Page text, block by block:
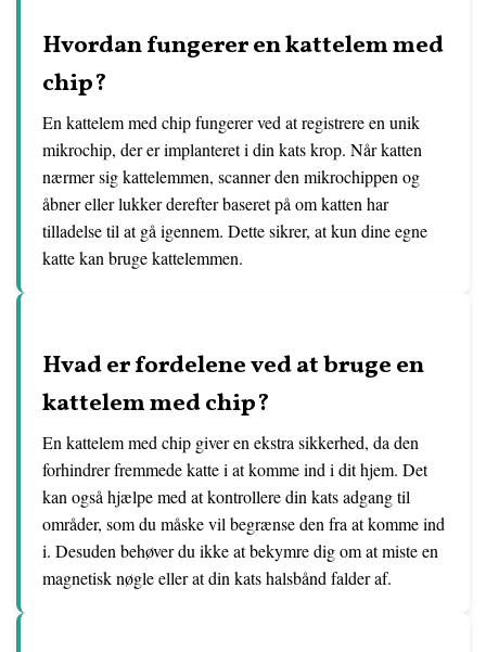
Hvordan fungerer en kattelem med
chip?
En kattelem med chip fungerer ved at registrere en unik
mikrochip, der er implanteret i din kats krop. Når katten
nærmer sig kattelemmen, scanner den mikrochippen og
åbner eller lukker derefter baseret på om katten har
tilladelse til at gå igennem. Dette sikrer, at kun dine egne
katte kan bruge kattelemmen.
Hvad er fordelene ved at bruge en
kattelem med chip?
En kattelem med chip giver en ekstra sikkerhed, da den
forhindrer fremmede katte i at komme ind i dit hjem. Det
kan også hjælpe med at kontrollere din kats adgang til
områder, som du måske vil begrænse den fra at komme ind
i. Desuden behøver du ikke at bekymre dig om at miste en
magnetisk nøgle eller at din kats halsbånd falder af.